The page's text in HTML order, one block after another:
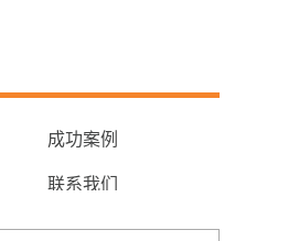
成功案例
联系我们